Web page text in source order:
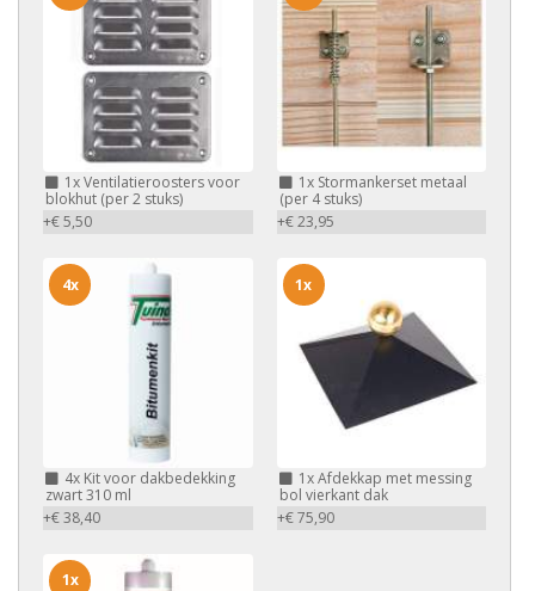
1xVentilatieroosters voor
blokhut (per 2 stuks)
+€ 5,50
1xStormankerset metaal
(per 4 stuks)
+€ 23,95
4x Kit voor dakbedekking
zwart 310 ml
+€ 38,40
4x
1xAfdekkap met messing
bol vierkant dak
+€ 75,90
1x
1x